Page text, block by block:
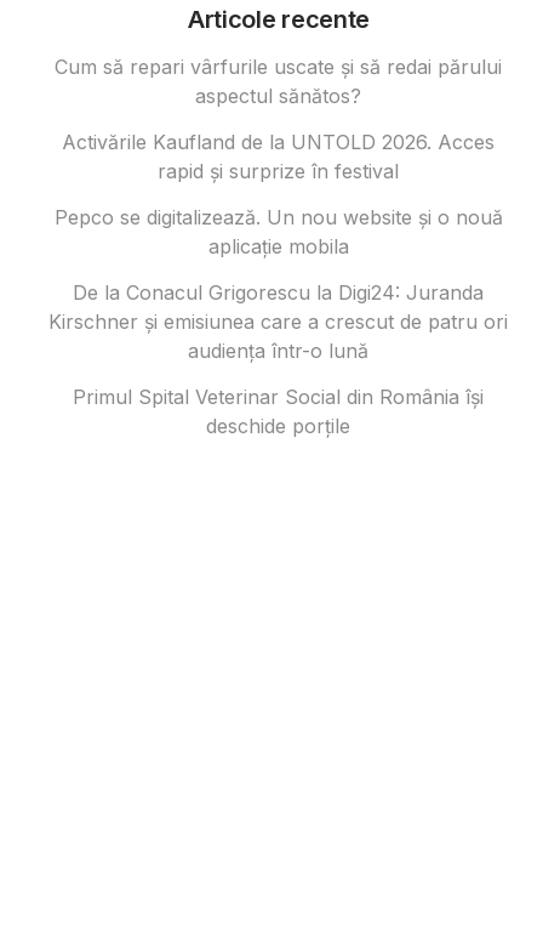
Articole recente
Cum să repari vârfurile uscate și să redai părului
aspectul sănătos?
Activările Kaufland de la UNTOLD 2026. Acces
rapid și surprize în festival
Pepco se digitalizează. Un nou website și o nouă
aplicație mobila
De la Conacul Grigorescu la Digi24: Juranda
Kirschner și emisiunea care a crescut de patru ori
audiența într-o lună
Primul Spital Veterinar Social din România își
deschide porțile